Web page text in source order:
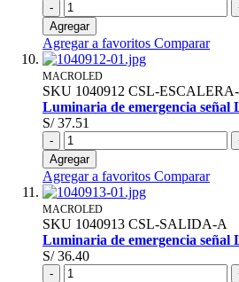
-
Agregar
Agregar a favoritos Comparar
MACROLED
SKU 1040912 CSL-
Luminaria de emergencia
S/ 37.51
-
Agregar
Agregar a favoritos Comparar
MACROLED
SKU 1040913 CSL-SALIDA-A
Luminaria de emergencia
S/ 36.40
-